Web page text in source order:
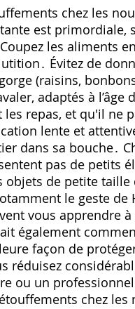
chez les
est primordiale,
les aliments
Évitez de
(raisins,
adaptés à
repas, et qu'il ne
lente et
dans sa bouche․
pas de petits
objets de petite
le geste
vous apprendre
également
façon de
réduisez
ou un
chez les